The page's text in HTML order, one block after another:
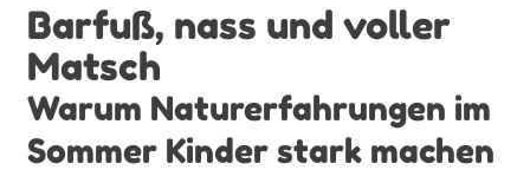
2. Wie fördert Bewegung im Freien die
kindliche Entwicklung?
3. Was bedeuten Naturerfahrungen für die
emotionale Entwicklung?
Barfuß, nass und voller
Matsch
Warum Naturerfahrungen im
Sommer Kinder stark machen